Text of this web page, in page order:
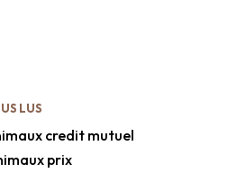
LUS
credit mutuel
prix